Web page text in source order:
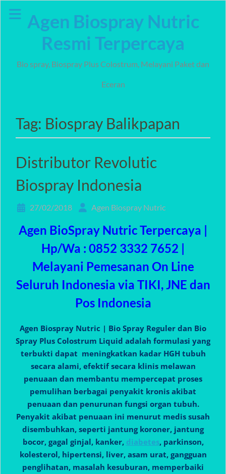
Agen Biospray Nutric
Resmi Terpercaya
Bio spray, Biospray Plus Colostrum, Melayani Paket dan
Eceran
Tag: Biospray Balikpapan
Distributor Revolutic
Biospray Indonesia
27/02/2018 Agen Biospray Nutric
Agen BioSpray Nutric Terpercaya |
Hp/Wa : 0852 3332 7652 |
Melayani Pemesanan On Line
Seluruh Indonesia via TIKI, JNE dan
Pos Indonesia
Agen Biospray Nutric | Bio Spray Reguler dan Bio
Spray Plus Colostrum Liquid adalah formulasi yang
terbukti dapat meningkatkan kadar HGH tubuh
secara alami, efektif secara klinis melawan
penuaan dan membantu mempercepat proses
pemulihan berbagai penyakit kronis akibat
penuaan dan penurunan fungsi organ tubuh.
Penyakit akibat penuaan ini menurut medis susah
disembuhkan, seperti jantung koroner, jantung
bocor, gagal ginjal, kanker, diabetes, parkinson,
kolesterol, hipertensi, liver, asam urat, gangguan
penglihatan, masalah kesuburan, memperbaiki